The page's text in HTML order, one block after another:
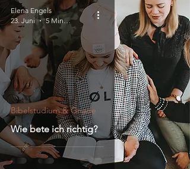
Wie bete ich richtig?
Bibelstudium & Gnade
Elena Engels
23. Juni
5 Min. Lesezeit